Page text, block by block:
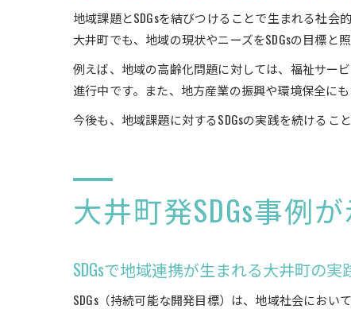
地域課題とSDGsを結びつけることで生まれる社
大井町でも、地域の現状やニーズをSDGsの目標と
例えば、地域の高齢化問題に対しては、福祉サー
進行中です。また、地方産業の振興や環境保全にも
今後も、地域課題に対するSDGsの実践を続けるこ
大井町発SDGs事例
SDGsで地域連携が生まれる大井町の実
SDGs（持続可能な開発目標）は、地域社会にお